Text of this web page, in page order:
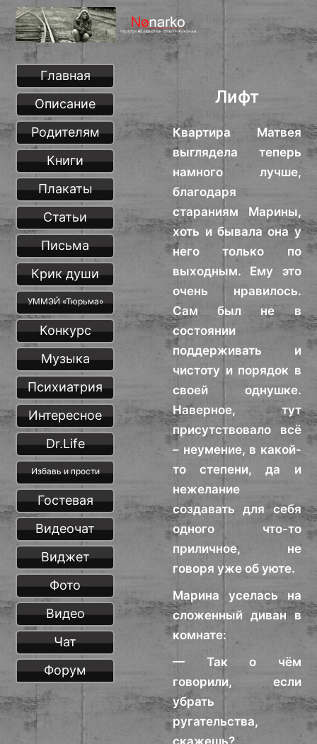
Лифт
Квартира Матвея
выглядела теперь
намного лучше,
благодаря
стараниям Марины,
хоть и бывала она у
него только по
выходным. Ему это
очень нравилось.
Сам был не в
состоянии
поддерживать и
чистоту и порядок в
своей однушке.
Наверное, тут
присутствовало всё
– неумение, в какой-
то степени, да и
нежелание
создавать для себя
одного что-то
приличное, не
говоря уже об уюте.
Марина уселась на
сложенный диван в
комнате:
— Так о чём
говорили, если
убрать
ругательства,
скажешь?
Главная
Описание
Родителям
Книги
Плакаты
Статьи
Письма
Крик души
УММЭЙ «Тюрьма»
Конкурс
Музыка
Психиатрия
Интересное
Dr.Life
Избавь и прости
Гостевая
Видеочат
Виджет
Фото
Видео
Чат
Форум